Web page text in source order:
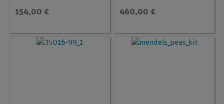
154,00 € 460,00 €